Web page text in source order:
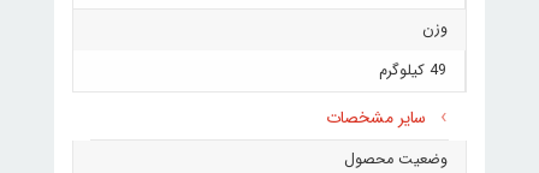
وزن
49 کیلوگرم
سایر مشخصات
وضعیت محصول